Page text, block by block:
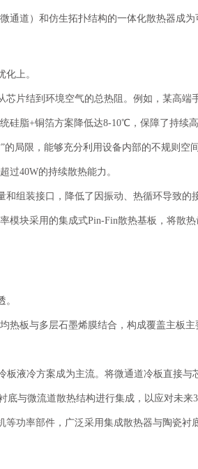
道）和仿生拓扑结构的一体化散热器成
上。
芯片结到环境空气的总热阻。例如，某高端
硅脂+铜箔方案降低达8-10℃，保障了持续高
的局限，能够充分利用设备内部的不规则
过40W的持续散热能力。
和组装接口，降低了因振动、热循环导致
模块采用的集成式Pin-Fin散热基板，将散
热板与多层石墨烯膜结合，构成覆盖主板
板液冷方案成为主流。将微通道冷板直接
与微流道散热结构进行集成，以应对未来
等功率部件，广泛采用集成散热器与陶瓷衬